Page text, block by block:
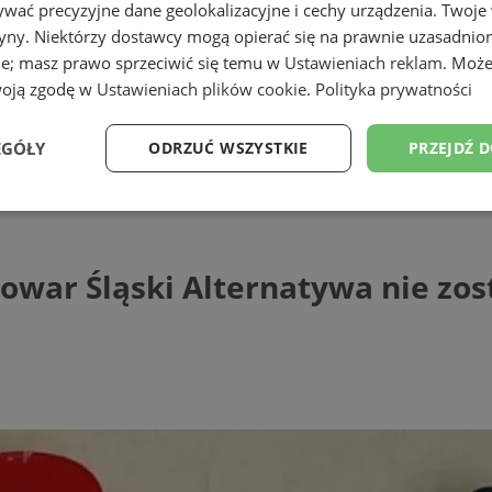
Alternatywa nie zostanie
Śląski Alternatywa nie
precyzyjne dane geolokalizacyjne i cechy urządzenia.
Niektórzy dostawcy mogą opierać się na prawnie
masz prawo sprzeciwić się temu w Ustawieniach reklam.
zgodę w Ustawieniach plików cookie. Polityka prywatności
PRZEJDŹ
ODRZUĆ WSZYSTKIE
Wydajność Targetowanie Funkcjonalność
niezbędnych plików cookie nie można prawidłowo korzystać ze strony
Provider
Domena